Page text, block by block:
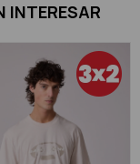
INTERESAR